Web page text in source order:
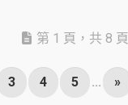
第 1 頁，共 8 頁
3 4 5 ... »